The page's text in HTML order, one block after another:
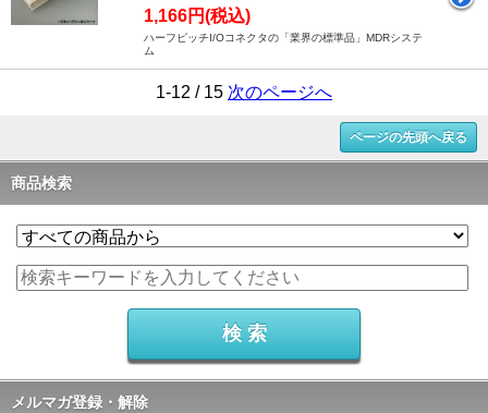
1,166円(税込)
ハーフピッチI/Oコネクタの「業界の標準品」MDRシステ
ム
1-12 / 15 次のページへ
ページの先頭へ戻る
商品検索
メルマガ登録・解除